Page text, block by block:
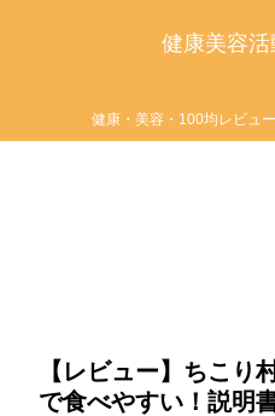
健康美容活
健康・美容・100均レビュ
【レビュー】ちこり
で食べやすい！説明